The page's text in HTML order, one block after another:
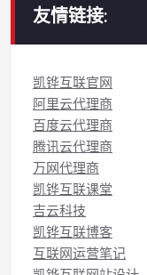
友情链接:
凯铧互联官网
阿里云代理商
百度云代理商
腾讯云代理商
万网代理商
凯铧互联课堂
吉云科技
凯铧互联博客
互联网运营笔记